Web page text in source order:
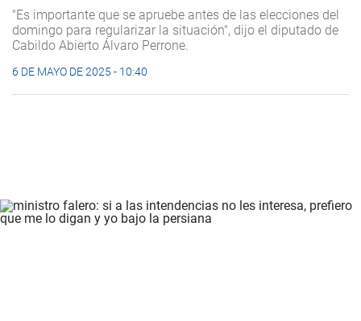
"Es importante que se apruebe antes de las elecciones del
domingo para regularizar la situación", dijo el diputado de
Cabildo Abierto Álvaro Perrone.
6 DE MAYO DE 2025 - 10:40